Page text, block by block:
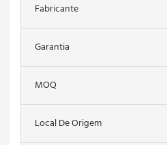
Fabricante
Garantia
MOQ
Local De Origem